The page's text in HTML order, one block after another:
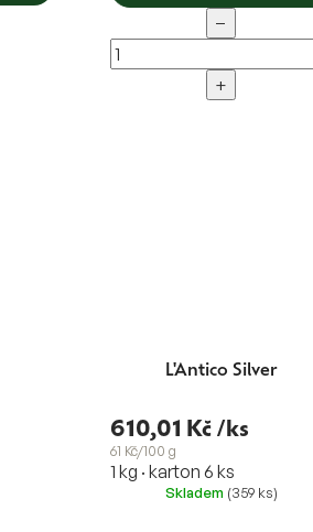
−
+
L'Antico Silver
610,01 Kč /ks
61 Kč/100 g
1 kg · karton 6 ks
Skladem (359 ks)